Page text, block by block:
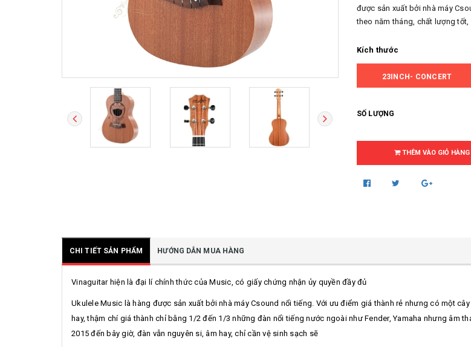
được sản xuất bởi nhà máy
theo năm tháng, chất lượng
Kích thước
23INCH- CONCERT
SỐ LƯỢNG
THÊM VÀO GIỎ HÀNG
CHI TIẾT SẢN PHẨM HƯỚNG DẪN MUA HÀNG
Vinaguitar hiện là đại lí chính thức của Music, có giấy chứng nhận ủy quyền đầy đủ
Ukulele Music là hàng được sản xuất bởi nhà máy Csound nổi tiếng. Với ưu điểm giá thành rẻ nhưng có một
hay, thậm chí giá thành chỉ bằng 1/2 đến 1/3 những đàn nổi tiếng nước ngoài như Fender, Yamaha nhưng âm
2015 đến bây giờ, đàn vẫn nguyên si, âm hay, chỉ cần vệ sinh sạch sẽ